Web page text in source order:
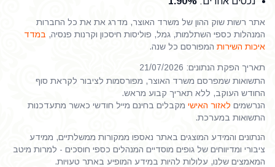
אתר רשות שוק ההון של משרד האוצר, מדרג את את כל החברות
המנהלות כספי השתלמות, גמל, פוליסות חיסכון וקרנות פנסיה, במדד
איכות השירות המפורסם כל שנה.
תאריך הפקת הנתונים: 21/07/2026
התשואות שמפרסם משרד האוצר, מפורסמות לציבור לקראת סוף
החודש העוקב, ללא תאריך קבוע מראש.
הנרשמים לאזור האישי מקבלים בחינם מייל חודשי כאשר מתעדכנות
התשואות במערכת.
הנתונים והמידע המוצגים באתר נאספו ממקורות ממשלתיים, ממידע
ציבורי ומדיווחים של גופים מוסדיים המנהלים כספי חוסכים - למרות מיטב
המאמצים שלנו, עלולות להיות במידע המופיע באתר טעויות.